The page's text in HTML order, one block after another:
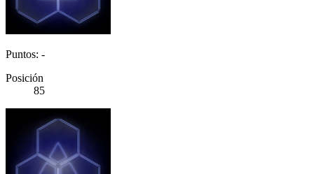
Puntos: -
Posición
85